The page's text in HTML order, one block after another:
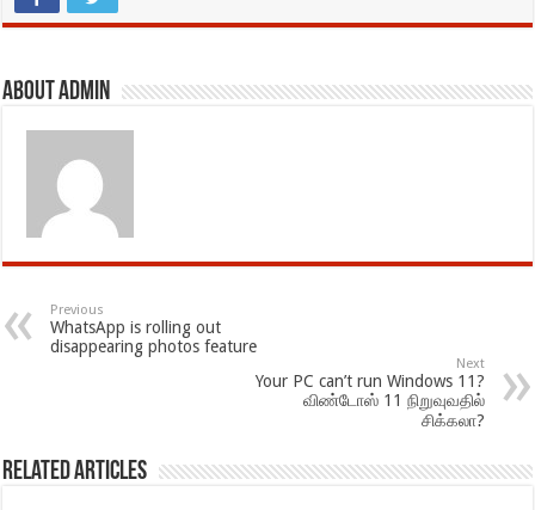
About admin
Previous
WhatsApp is rolling out
disappearing photos feature
Next
Your PC can’t run Windows 11?
விண்டோஸ் 11 நிறுவுவதில்
சிக்கலா?
Related Articles